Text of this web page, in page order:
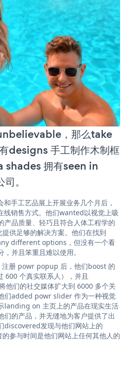
，那么take
designs 手工制作木制框
shades 拥有seen in
。
手工艺品展上开展业务几个月后，
销售方式。他们wanted以视觉上吸
产品质量、轻巧且符合人体工程学的
供足够的解决方案。他们在找到
different options，但没有一个看
并且笨重且难以使用。
册 powr popup 后，他们boost 的
600 个真实联系人），并且
们的社交媒体扩大到 6000 多个关
们added powr slider 作为一种视觉
landing on 主页上的产品在现实生活
们的产品，并无缝地为客户提供了出
discovered发现与他们网站上的
参与时间是他们网站上任何其他人的